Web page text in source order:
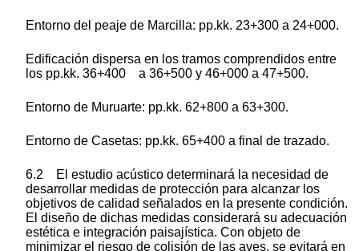
Entorno del peaje de Marcilla: pp.kk. 23+300 a 24+000.
Edificación dispersa en los tramos comprendidos entre
los pp.kk. 36+400 a 36+500 y 46+000 a 47+500.
Entorno de Muruarte: pp.kk. 62+800 a 63+300.
Entorno de Casetas: pp.kk. 65+400 a final de trazado.
6.2 El estudio acústico determinará la necesidad de
desarrollar medidas de protección para alcanzar los
objetivos de calidad señalados en la presente condición.
El diseño de dichas medidas considerará su adecuación
estética e integración paisajística. Con objeto de
minimizar el riesgo de colisión de las aves, se evitará en